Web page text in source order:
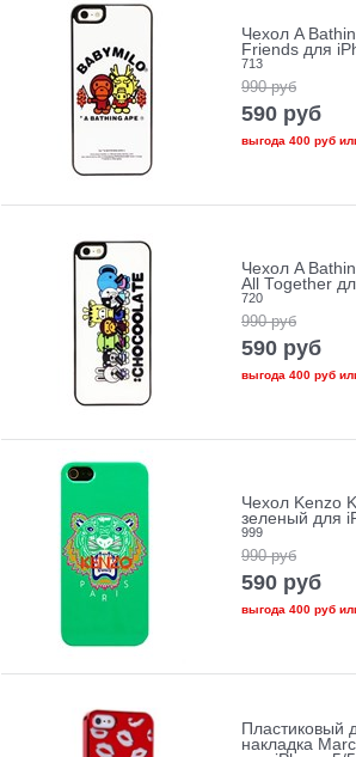
Чехол A
Friends для
713
990 руб
590 руб
выгода 400 руб
Чехол A
All Together
720
990 руб
590 руб
выгода 400 руб
Чехол Kenzo
зеленый для
999
990 руб
590 руб
выгода 400 руб
Пластиковый
накладка